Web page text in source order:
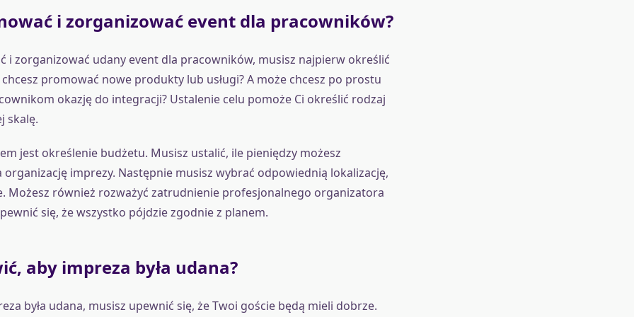
i zorganizować event dla pracowników?
i zorganizować udany event dla pracowników, musisz najpierw określić
chcesz promować nowe produkty lub usługi? A może chcesz po prostu
okazję do integracji? Ustalenie celu pomoże Ci określić rodzaj
skalę.
jest określenie budżetu. Musisz ustalić, ile pieniędzy możesz
organizację imprezy. Następnie musisz wybrać odpowiednią lokalizację,
Możesz również rozważyć zatrudnienie profesjonalnego organizatora
się, że wszystko pójdzie zgodnie z planem.
aby impreza była udana?
była udana, musisz upewnić się, że Twoi goście będą mieli dobrze.